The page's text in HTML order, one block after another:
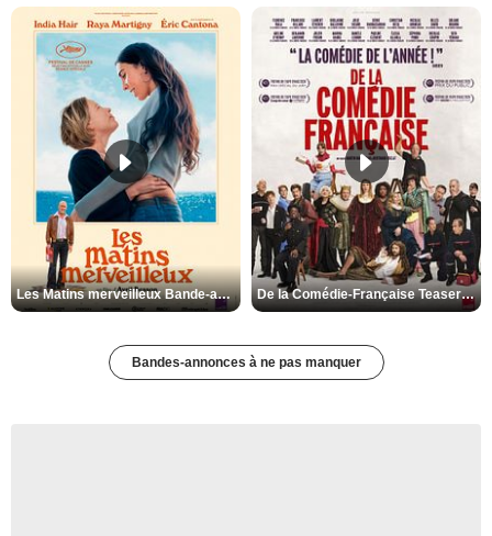
Les Matins merveilleux Bande-annonce VF De la Comédie-Française Teaser VF
Bandes-annonces à ne pas manquer